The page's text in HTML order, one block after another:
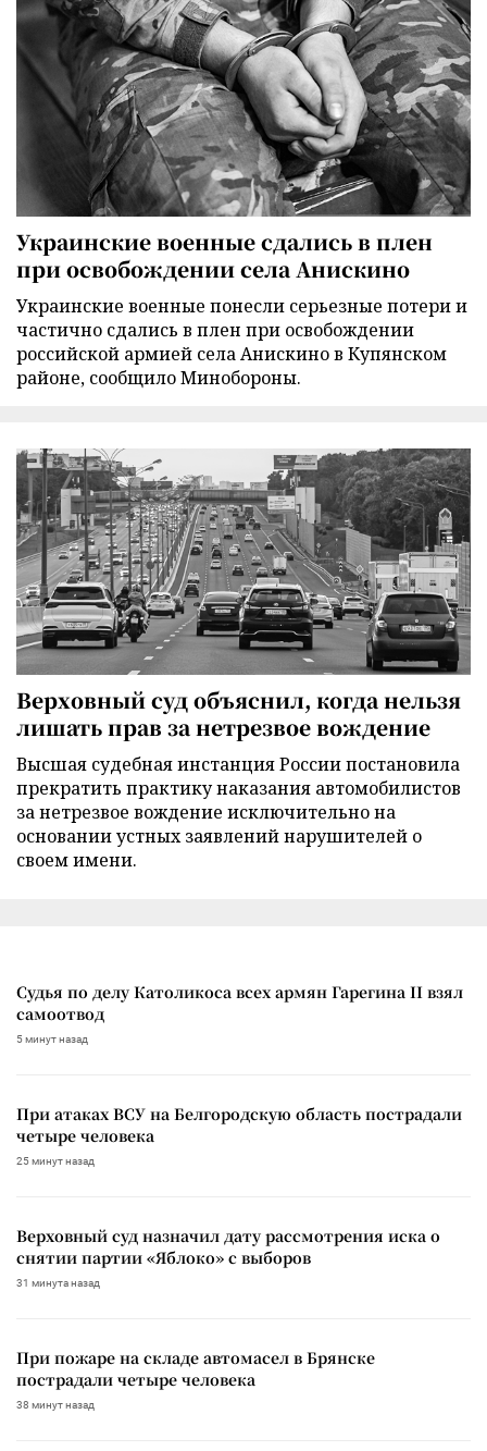
Украинские военные сдались в плен
при освобождении села Анискино
Украинские военные понесли серьезные потери и
частично сдались в плен при освобождении
российской армией села Анискино в Купянском
районе, сообщило Минобороны.
Верховный суд объяснил, когда нельзя
лишать прав за нетрезвое вождение
Высшая судебная инстанция России постановила
прекратить практику наказания автомобилистов
за нетрезвое вождение исключительно на
основании устных заявлений нарушителей о
своем имени.
Судья по делу Католикоса всех армян Гарегина II взял
самоотвод
5 минут назад
При атаках ВСУ на Белгородскую область пострадали
четыре человека
25 минут назад
Верховный суд назначил дату рассмотрения иска о
снятии партии «Яблоко» с выборов
31 минута назад
При пожаре на складе автомасел в Брянске
пострадали четыре человека
38 минут назад